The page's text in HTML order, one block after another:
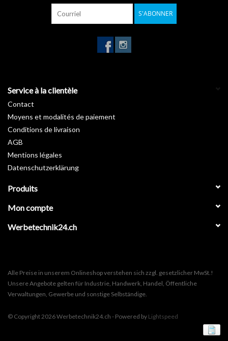
S'ABONNER
Service à la clientèle
Contact
Moyens et modalités de paiement
Conditions de livraison
AGB
Mentions légales
Datenschutzerklärung
Produits
Mon compte
Werbetechnik24.ch
Alle Preise in unserem Onlineshop verstehen sich zzgl. gesetzlicher MwSt.!
Unsere Angebote gelten für Industrie, Handwerk, Handel, Öffentliche
Verwaltungen, Gewerbe und sonstige Selbständige.
© Copyright 2026 Werbetechnik24.ch - Powered by Lightspeed